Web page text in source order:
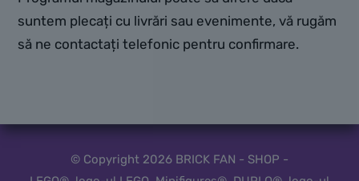
suntem plecați cu livrări sau evenimente, vă rugăm
să ne contactați telefonic pentru confirmare.
© Copyright 2026 BRICK FAN - SHOP -